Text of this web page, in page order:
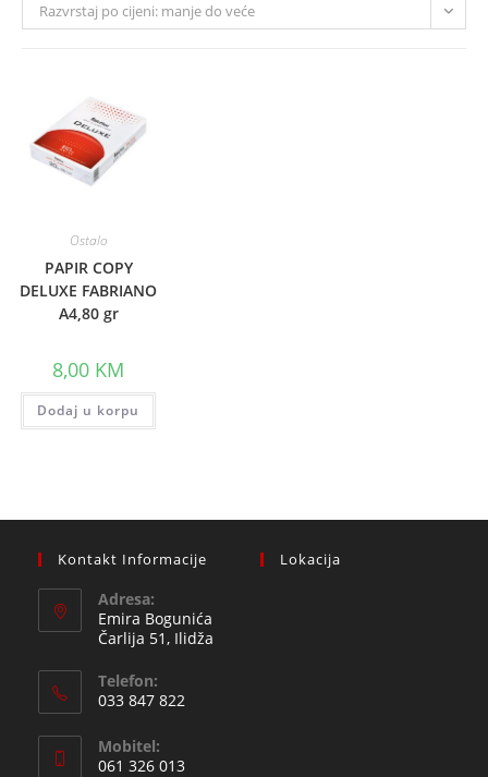
Razvrstaj po cijeni: manje do veće
Ostalo
PAPIR COPY
DELUXE FABRIANO
A4,80 gr
8,00 KM
Dodaj u korpu
Kontakt Informacije
Adresa:
Emira Bogunića
Čarlija 51, Ilidža
Telefon:
033 847 822
in
Mobitel:
061 326 013
Lokacija